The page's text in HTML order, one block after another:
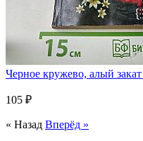
Черное кружево, алый
105 ₽
« Назад Вперёд »